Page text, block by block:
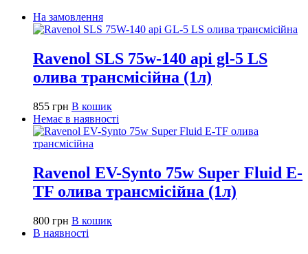
На замовлення
Ravenol SLS 75w-140 api gl-5 LS
олива трансмісійна (1л)
855 грн В кошик
Немає в наявності
Ravenol EV-Synto 75w Super Fluid E-
TF олива трансмісійна (1л)
800 грн В кошик
В наявності